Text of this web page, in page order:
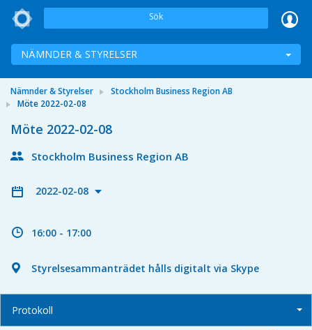
Sök
NÄMNDER & STYRELSER
Nämnder & Styrelser
Stockholm Business Region AB
Möte 2022-02-08
Möte 2022-02-08
Stockholm Business Region AB
2022-02-08
16:00 - 17:00
Styrelsesammanträdet hålls digitalt via Skype
Protokoll